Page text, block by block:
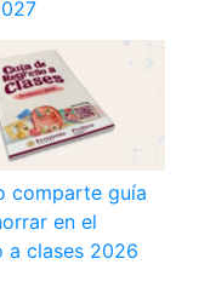
comparte guía
en el
a clases 2026